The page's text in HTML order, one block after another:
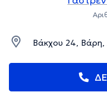
Βάκχου 24, Βάρη,